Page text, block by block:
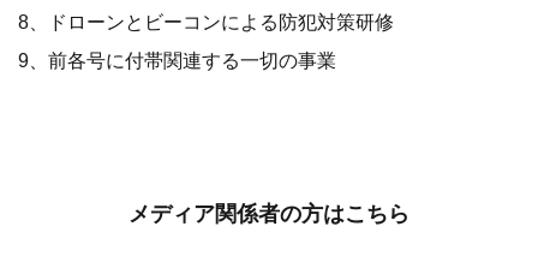
8、ドローンとビーコンによる防犯対策研修
9、前各号に付帯関連する一切の事業
メディア関係者の方はこちら